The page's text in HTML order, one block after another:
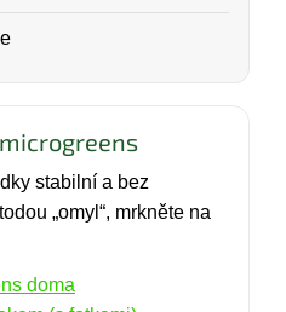
stabilní a bez
„omyl“, mrkněte na
doma